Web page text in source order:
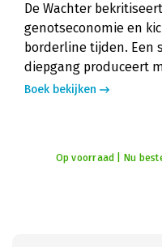
De Wachter
genotseconomie en
borderline tijden. Een
diepgang produceert
Boek bekijken
Op voorraad | Nu